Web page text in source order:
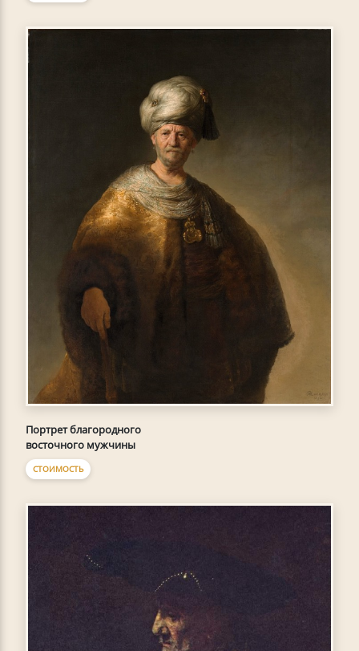
Портрет благородного
восточного мужчины
СТОИМОСТЬ